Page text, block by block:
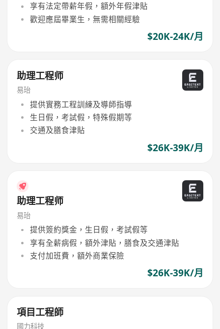
享有法定帶薪年假，額外年假津貼
歡迎應屆畢業生，無需相關經驗
$20K-24K/月
助理工程师
易珆
提供實務工程訓練及導師指導
生日假，考試假，特殊假期等
交通及膳食津貼
$26K-39K/月
助理工程师
易珆
提供簽約獎金，生日假，考試假等
享有全薪病假，額外津貼，膳食及交通津貼
支付加班費，額外商業保險
$26K-39K/月
項目工程師
國力科技